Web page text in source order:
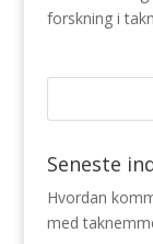
forskning i
Seneste
Hvordan
med